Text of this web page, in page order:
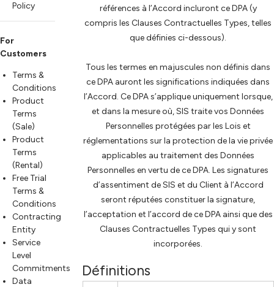
Policy
For
Customers
Terms &
Conditions
Product
Terms
(Sale)
Product
Terms
(Rental)
Free Trial
Terms &
Conditions
Contracting
Entity
Service
Level
Commitments
Data
références à l’Accord incluront ce DPA (y
compris les Clauses Contractuelles Types, telles
que définies ci-dessous).
Tous les termes en majuscules non définis dans
ce DPA auront les significations indiquées dans
l’Accord. Ce DPA s’applique uniquement lorsque,
et dans la mesure où, SIS traite vos Données
Personnelles protégées par les Lois et
réglementations sur la protection de la vie privée
applicables au traitement des Données
Personnelles en vertu de ce DPA. Les signatures
d’assentiment de SIS et du Client à l’Accord
seront réputées constituer la signature,
l’acceptation et l’accord de ce DPA ainsi que des
Clauses Contractuelles Types qui y sont
incorporées.
Définitions